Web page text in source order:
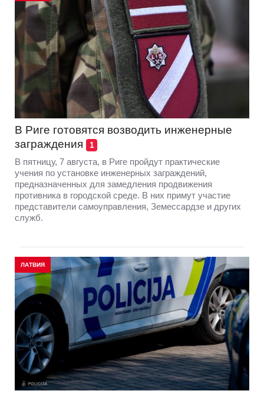
В Риге готовятся возводить инженерные
заграждения
1
В пятницу, 7 августа, в Риге пройдут практические
учения по установке инженерных заграждений,
предназначенных для замедления продвижения
противника в городской среде. В них примут участие
представители самоуправления, Земессардзе и других
служб.
ЛАТВИЯ